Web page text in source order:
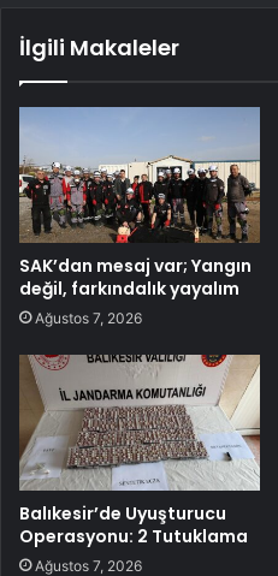
İlgili Makaleler
SAK’dan mesaj var; Yangın
değil, farkındalık yayalım
Ağustos 7, 2026
Balıkesir’de Uyuşturucu
Operasyonu: 2 Tutuklama
Ağustos 7, 2026